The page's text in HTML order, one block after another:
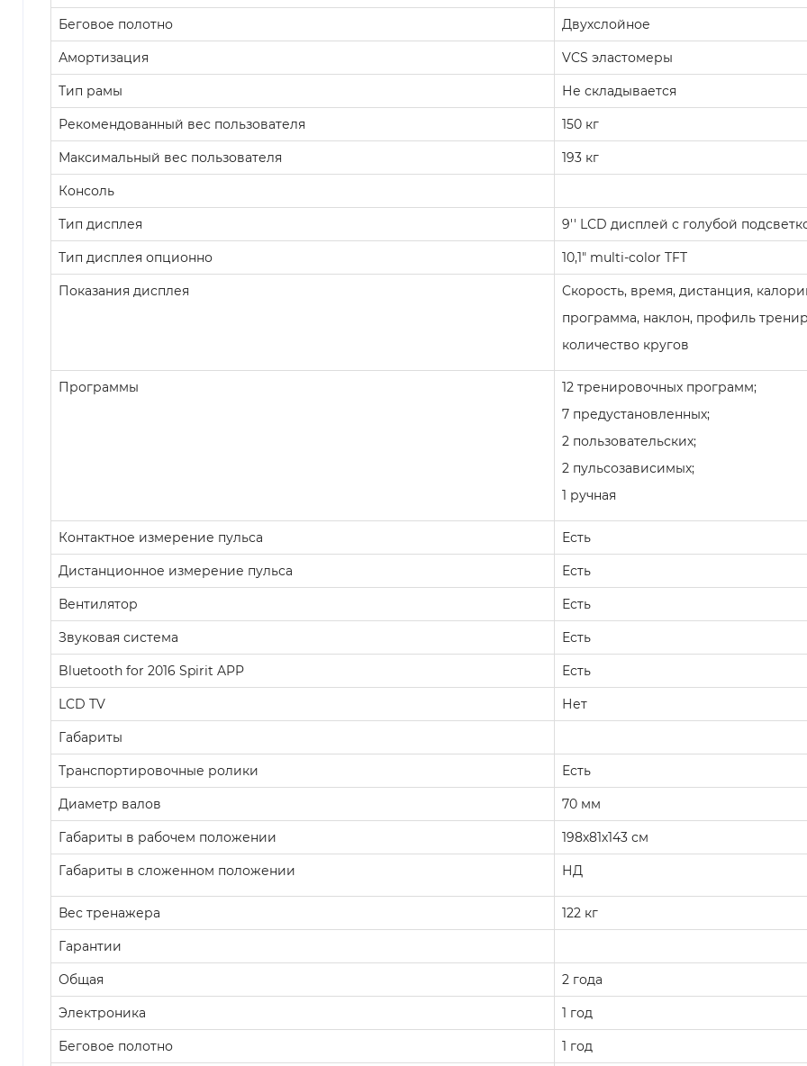
Беговое полотно Двухслойное
Амортизация VCS эластомеры
Тип рамы Не складывается
Рекомендованный вес пользователя 150 кг
Максимальный вес пользователя 193 кг
Консоль
Тип дисплея 9'' LСD дисплей с голубой
Тип дисплея опционно 10,1" multi-color TFT
Показания дисплея
Cкорость, время, дистанция,
программа, наклон, профиль
количество кругов
Программы
12 тренировочных программ;
7 предустановленных;
2 пользовательских;
2 пульсозависимых;
1 ручная
Контактное измерение пульса Есть
Дистанционное измерение пульса Есть
Вентилятор Есть
Звуковая система Есть
Bluetooth for 2016 Spirit APP Есть
LCD TV Нет
Габариты
Транспортировочные ролики Есть
Диаметр валов 70 мм
Габариты в рабочем положении 198х81х143 см
Габариты в сложенном положении НД
Вес тренажера 122 кг
Гарантии
Общая 2 года
Электроника 1 год
Беговое полотно 1 год